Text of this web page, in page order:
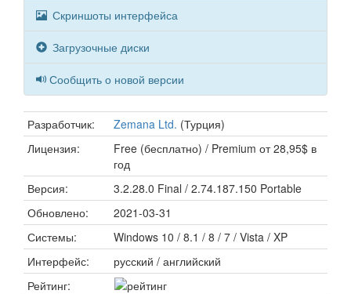
Скриншоты интерфейса
Загрузочные диски
Сообщить о новой версии
Разработчик: Zemana Ltd. (Турция)
Лицензия:
Free (бесплатно) / Premium от 28,95$ в
год
Версия:
3.2.28.0 Final / 2.74.187.150 Portable
Обновлено:
2021-03-31
Системы:
Windows 10 / 8.1 / 8 / 7 / Vista / XP
Интерфейс:
русский / английский
Рейтинг: